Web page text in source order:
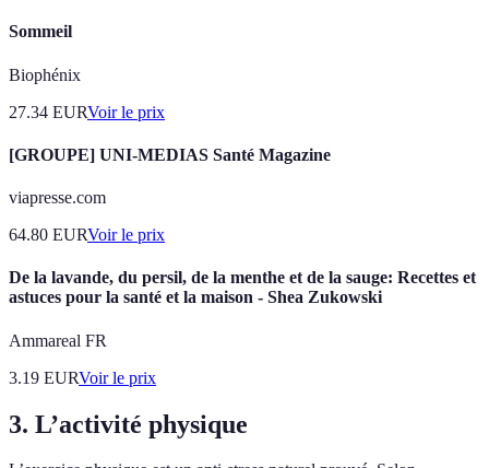
Sommeil
Biophénix
27.34 EURVoir le prix
[GROUPE] UNI-MEDIAS Santé Magazine
viapresse.com
64.80 EURVoir le prix
De la lavande, du persil, de la menthe et de la sauge: Recettes et
astuces pour la santé et la maison - Shea Zukowski
Ammareal FR
3.19 EURVoir le prix
3. L’activité physique